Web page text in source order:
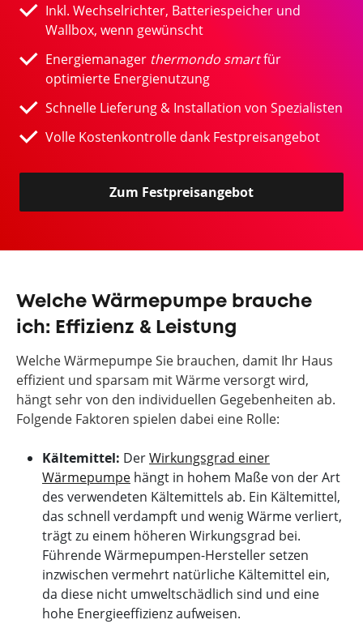
Inkl. Wechselrichter, Batteriespeicher und
Wallbox, wenn gewünscht
Energiemanager thermondo smartfür
optimierte Energienutzung
Schnelle Lieferung & Installation von Spezialisten
Volle Kostenkontrolle dank Festpreisangebot
Zum Festpreisangebot
Welche Wärmepumpe brauche
ich: Effizienz & Leistung
Welche Wärmepumpe Sie brauchen, damit Ihr Haus
effizient und sparsam mit Wärme versorgt wird,
hängt sehr von den individuellen Gegebenheiten ab.
Folgende Faktoren spielen dabei eine Rolle:
Kältemittel: DerWirkungsgrad einer
Wärmepumpe hängt in hohem Maße von der Art
des verwendeten Kältemittels ab. Ein Kältemittel,
das schnell verdampft und wenig Wärme verliert,
trägt zu einem höheren Wirkungsgrad bei.
Führende Wärmepumpen-Hersteller setzen
inzwischen vermehrt natürliche Kältemittel ein,
da diese nicht umweltschädlich sind und eine
hohe Energieeffizienz aufweisen.